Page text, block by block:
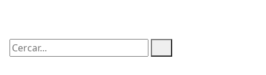
Cercar: